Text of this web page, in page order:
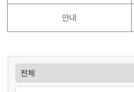
안내
게시판검색